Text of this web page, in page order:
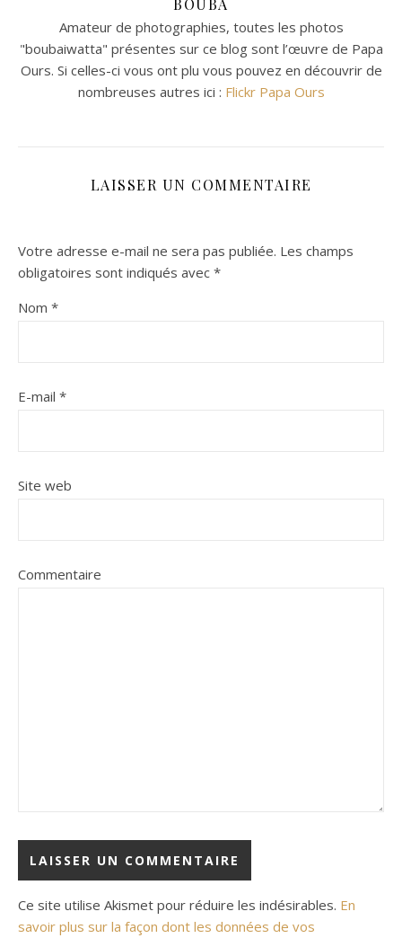
BOUBA
Amateur de photographies, toutes les photos
"boubaiwatta" présentes sur ce blog sont l’œuvre de Papa
Ours. Si celles-ci vous ont plu vous pouvez en découvrir de
nombreuses autres ici : Flickr Papa Ours
LAISSER UN COMMENTAIRE
Votre adresse e-mail ne sera pas publiée. Les champs
obligatoires sont indiqués avec *
Nom *
E-mail *
Site web
Commentaire
Ce site utilise Akismet pour réduire les indésirables. En
savoir plus sur la façon dont les données de vos